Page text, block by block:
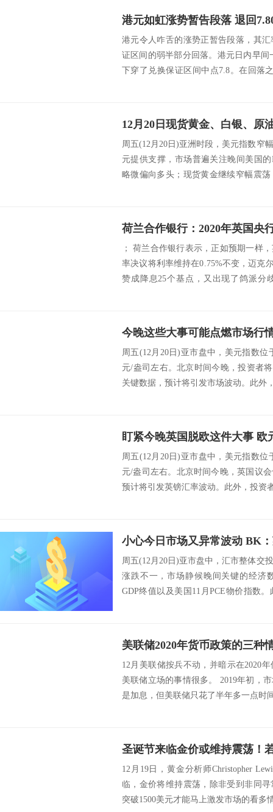
港元如虹涨势暂告段落 退回
港元令人咋舌的涨势正暂告段落，其
证区间的弱半部分回落。港元日内早间
下穿了兑换保证区间中点7.8。在回落
12月20日现货黄金、白银、原
周五(12月20日)亚洲时段，美元指数窄
元提供支撑，市场普遍关注晚间美国
略微偏向多头；现货黄金继续窄幅震
荷兰合作银行：2020年英国央
； 荷兰合作银行表示，正如预期一样
率决议将利率维持在0.75%不变，迈克
赞成降息25个基点，又出现了鸽派分
周五(12月20日)亚市盘中，美元指数位
元/盎司左右。北京时间今晚，投资者
关键数据，预计将引发市场波动。此外
周五(12月20日)亚市盘中，美元指数位
元/盎司左右。北京时间今晚，英国议
预计将引发英镑汇率波动。此外，投资
周五(12月20日)亚市盘中，汇市整体交
涨跌不一，市场静候晚间关键的经济
GDP终值以及美国11月PCE物价指数
12月美联储按兵不动，并暗示在2020
美联储立场的事情很多。 2019年初，
是加息，但美联储只花了半年多一点时
12月19日，黄金分析师Christopher
临，金价将维持震荡，除非受到非同
突破1500美元才能马上激发市场的看多